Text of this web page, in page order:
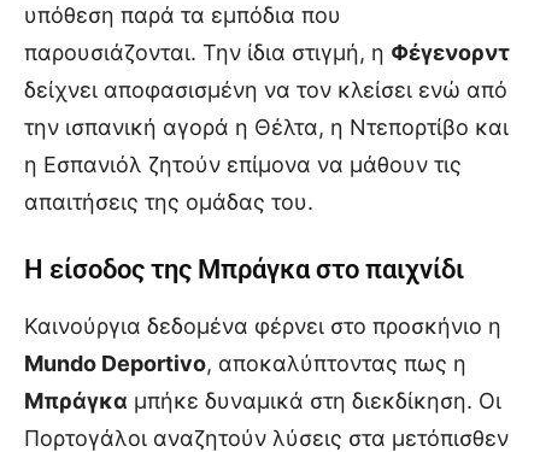
υπόθεση παρά τα εμπόδια που
παρουσιάζονται. Την ίδια στιγμή, η Φέγενορντ
δείχνει αποφασισμένη να τον κλείσει ενώ από
την ισπανική αγορά η Θέλτα, η Ντεπορτίβο και
η Εσπανιόλ ζητούν επίμονα να μάθουν τις
απαιτήσεις της ομάδας του.
Η είσοδος της Μπράγκα στο παιχνίδι
Καινούργια δεδομένα φέρνει στο προσκήνιο η
Mundo Deportivo, αποκαλύπτοντας πως η
Μπράγκα μπήκε δυναμικά στη διεκδίκηση. Οι
Πορτογάλοι αναζητούν λύσεις στα μετόπισθεν